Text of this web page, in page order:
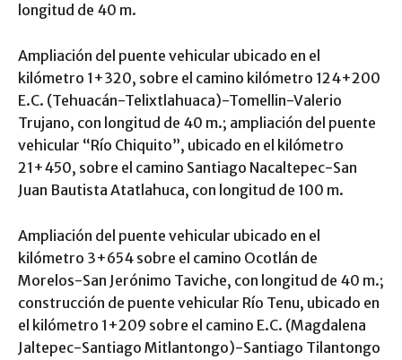
longitud de 40 m.
Ampliación del puente vehicular ubicado en el
kilómetro 1+320, sobre el camino kilómetro 124+200
E.C. (Tehuacán-Telixtlahuaca)-Tomellin-Valerio
Trujano, con longitud de 40 m.; ampliación del puente
vehicular “Río Chiquito”, ubicado en el kilómetro
21+450, sobre el camino Santiago Nacaltepec-San
Juan Bautista Atatlahuca, con longitud de 100 m.
Ampliación del puente vehicular ubicado en el
kilómetro 3+654 sobre el camino Ocotlán de
Morelos-San Jerónimo Taviche, con longitud de 40 m.;
construcción de puente vehicular Río Tenu, ubicado en
el kilómetro 1+209 sobre el camino E.C. (Magdalena
Jaltepec-Santiago Mitlantongo)-Santiago Tilantongo